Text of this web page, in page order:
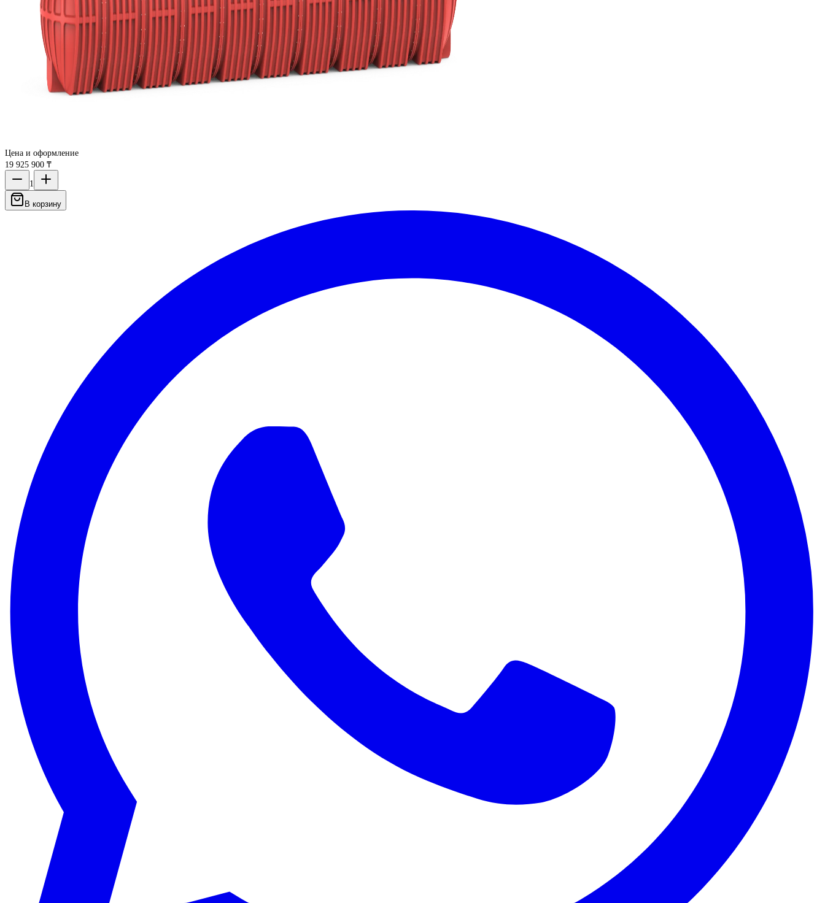
Цена и оформление
19 925 900 ₸
1
В корзину